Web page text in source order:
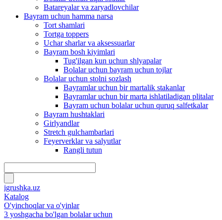
Batareyalar va zaryadlovchilar
Bayram uchun hamma narsa
Tort shamlari
Tortga toppers
Uchar sharlar va aksessuarlar
Bayram bosh kiyimlari
Tug'ilgan kun uchun shlyapalar
Bolalar uchun bayram uchun tojlar
Bolalar uchun stolni sozlash
Bayramlar uchun bir martalik stakanlar
Bayramlar uchun bir marta ishlatiladigan plitalar
Bayram uchun bolalar uchun quruq salfetkalar
Bayram hushtaklari
Girlyandlar
Stretch gulchambarlari
Feyerverklar va salyutlar
Rangli tutun
igrushka.uz
Katalog
O'yinchoqlar va o'yinlar
3 yoshgacha bo'lgan bolalar uchun